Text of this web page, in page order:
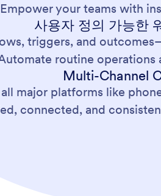
Empower your teams with
사용자 정의 가능한
triggers, and
routine
Multi-Channel
major platforms like
connected, and